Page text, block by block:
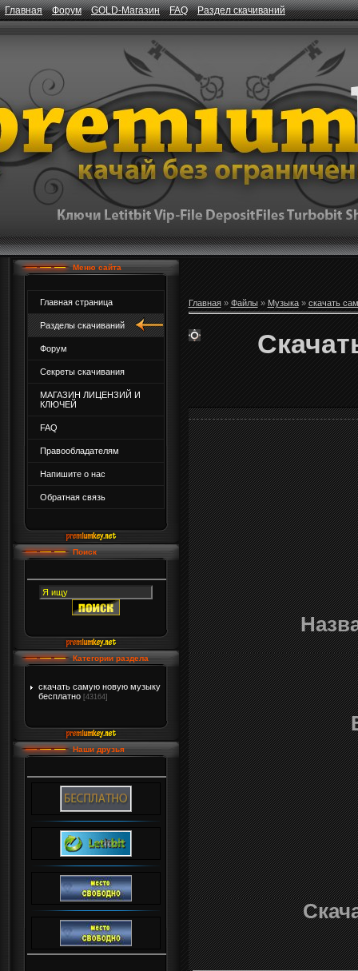
Главная Форум GOLD-Магазин FAQ Раздел скачиваний
Меню сайта
Главная страница
Разделы скачиваний
Форум
Секреты скачивания
МАГАЗИН ЛИЦЕНЗИЙ И
КЛЮЧЕЙ
FAQ
Правообладателям
Напишите о нас
Обратная связь
Поиск
Категории раздела
скачать самую новую музыку
бесплатно [43164]
Наши друзья
Главная» Файлы» Музыка» скачать